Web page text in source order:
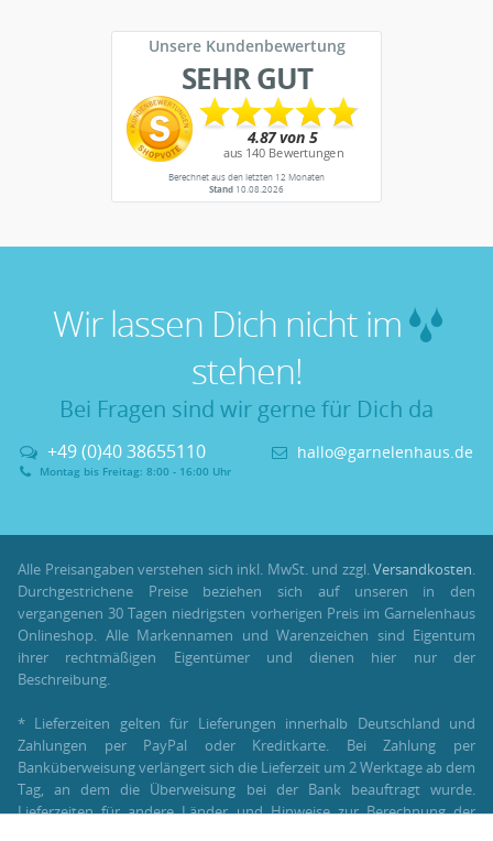
Unsere Kundenbewertung
SEHR GUT
Berechnet aus den letzten 12 Monaten
Stand 10.08.2026
Wir lassen Dich nicht im
stehen!
Bei Fragen sind wir gerne für Dich da
+49 (0)40 38655110
Montag bis Freitag: 8:00 - 16:00 Uhr
hallo@garnelenhaus.de
Alle Preisangaben verstehen sich inkl. MwSt. und zzgl.Versandkosten.
Durchgestrichene Preise beziehen sich auf unseren in den
vergangenen 30 Tagen niedrigsten vorherigen Preis im Garnelenhaus
Onlineshop. Alle Markennamen und Warenzeichen sind Eigentum
ihrer rechtmäßigen Eigentümer und dienen hier nur der
Beschreibung.
* Lieferzeiten gelten für Lieferungen innerhalb Deutschland und
Zahlungen per PayPal oder Kreditkarte. Bei Zahlung per
Banküberweisung verlängert sich die Lieferzeit um 2 Werktage ab dem
Tag, an dem die Überweisung bei der Bank beauftragt wurde.
Lieferzeiten für andere Länder und Hinweise zur Berechnung der